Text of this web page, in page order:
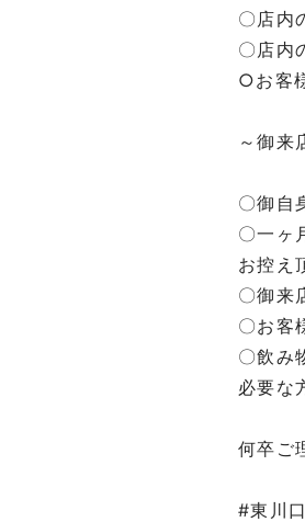
〇店内
〇店内
○お客
～御来
〇御自
〇一ヶ
お控え
〇御来
〇お客
〇飲み
必要な
何卒ご
#東川